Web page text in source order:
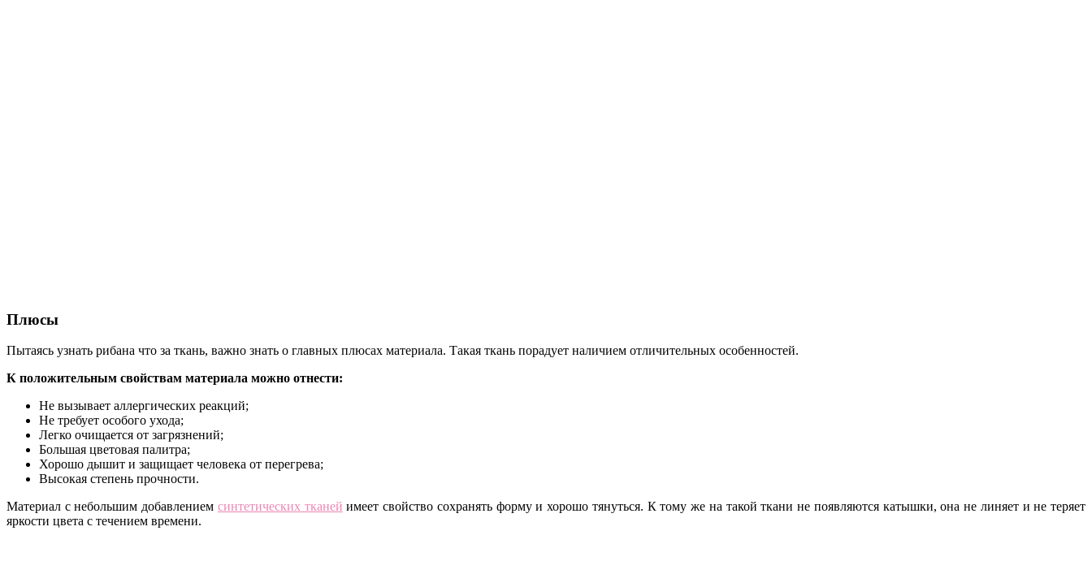
Плюсы
Пытаясь узнать рибана что за ткань, важно знать о главных плюсах материала. Такая ткань порадует наличием отличительных особенностей.
К положительным свойствам материала можно отнести:
Не вызывает аллергических реакций;
Не требует особого ухода;
Легко очищается от загрязнений;
Большая цветовая палитра;
Хорошо дышит и защищает человека от перегрева;
Высокая степень прочности.
Материал с небольшим добавлением синтетических тканей имеет свойство сохранять форму и хорошо тянуться. К тому же на такой ткани не появляются катышки, она не линяет и не теряет
яркости цвета с течением времени.